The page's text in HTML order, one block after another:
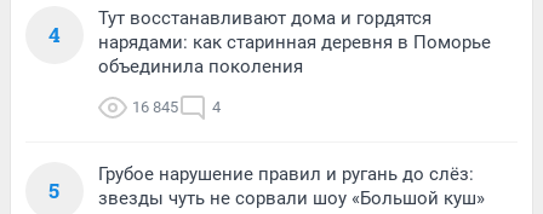
4
Тут восстанавливают дома и гордятся
нарядами: как старинная деревня в Поморье
объединила поколения
16 845 4
5
Грубое нарушение правил и ругань до слёз:
звезды чуть не сорвали шоу «Большой куш»